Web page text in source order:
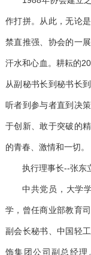
作打拼。从此，无论
禁直推强、协会的一
汗水和心血。耕耘的20
从副秘书长到秘书长
听者到参与者直到决
于创新、敢于突破的
的青春、激情和一切。
执行理事长--张东
中共党员，大学
学，曾任商业部教育
副会长秘书、中国轻
饰集团公司副总经